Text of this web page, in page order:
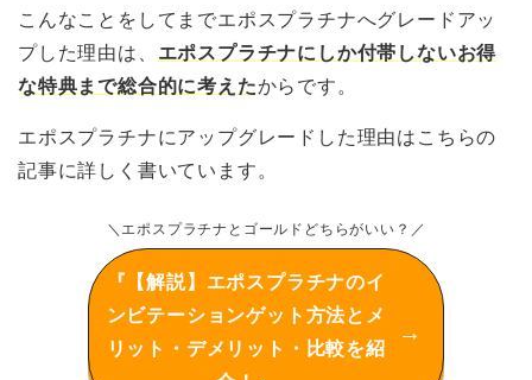
こんなことをしてまでエポスプラチナへグレードアッ
プした理由は、 エポスプラチナにしか付帯しないお得
な特典まで総合的に考えたからです。
エポスプラチナにアップグレードした理由はこちらの
記事に詳しく書いています。
＼エポスプラチナとゴールドどちらがいい？／
『【解説】エポスプラチナのイ
ンビテーションゲット方法とメ
リット・デメリット・比較を紹